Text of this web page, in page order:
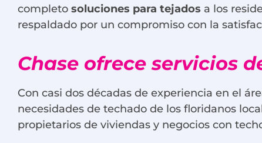
completo soluciones para tejados a los
respaldado por un compromiso con la
Chase ofrece servicios
Con casi dos décadas de experiencia en el
necesidades de techado de los floridanos
propietarios de viviendas y negocios con